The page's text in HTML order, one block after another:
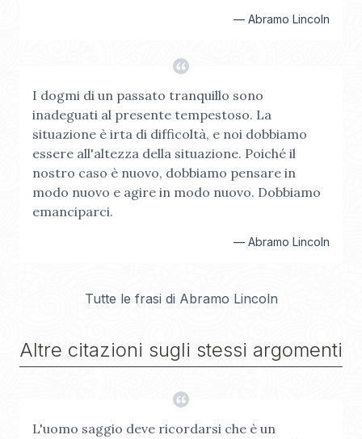
— Abramo Lincoln
I dogmi di un passato tranquillo sono
inadeguati al presente tempestoso. La
situazione è irta di difficoltà, e noi dobbiamo
essere all'altezza della situazione. Poiché il
nostro caso è nuovo, dobbiamo pensare in
modo nuovo e agire in modo nuovo. Dobbiamo
emanciparci.
— Abramo Lincoln
Tutte le frasi di Abramo Lincoln
Altre citazioni sugli stessi argomenti
L'uomo saggio deve ricordarsi che è un